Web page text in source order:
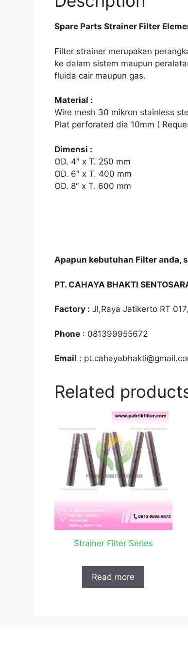
Spare Parts Strainer Filter
Filter strainer merupakan
ke dalam sistem maupun
fluida cair maupun gas.
Material :
Wire mesh 30 mikron stainless
Plat perforated dia 10mm (
Dimensi :
OD. 4″ x T. 250 mm
OD. 6″ x T. 400 mm
OD. 8″ x T. 600 mm
Apapun kebutuhan Filter anda,
PT. CAHAYA BHAKTI
Factory : Jl,Raya Jatikerto RT
Phone : 081399955672
Email :
Related
Strainer Filter Series
Read more